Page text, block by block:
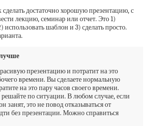
достаточно хорошую презентацию, с
лекцию, семинар или отчет. Это 1)
использовать шаблон и 3) сделать просто.
презентацию и потратит на это
времени. Вы сделаете нормальную
на это пару часов своего времени.
по ситуации. В любом случае, если
занят, это не повод отказываться от
без презентации. Можно справиться